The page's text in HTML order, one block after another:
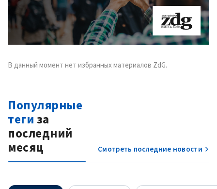
В данный момент нет избранных материалов ZdG.
Популярные
теги за
последний
месяц
Смотреть последние новости